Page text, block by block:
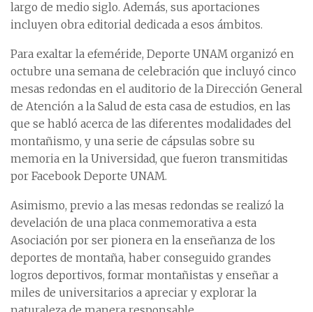
largo de medio siglo. Además, sus aportaciones
incluyen obra editorial dedicada a esos ámbitos.
Para exaltar la efeméride, Deporte UNAM organizó en
octubre una semana de celebración que incluyó cinco
mesas redondas en el auditorio de la Dirección General
de Atención a la Salud de esta casa de estudios, en las
que se habló acerca de las diferentes modalidades del
montañismo, y una serie de cápsulas sobre su
memoria en la Universidad, que fueron transmitidas
por Facebook Deporte UNAM.
Asimismo, previo a las mesas redondas se realizó la
develación de una placa conmemorativa a esta
Asociación por ser pionera en la enseñanza de los
deportes de montaña, haber conseguido grandes
logros deportivos, formar montañistas y enseñar a
miles de universitarios a apreciar y explorar la